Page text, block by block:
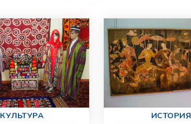
КУЛЬТУРА ИСТОРИЯ